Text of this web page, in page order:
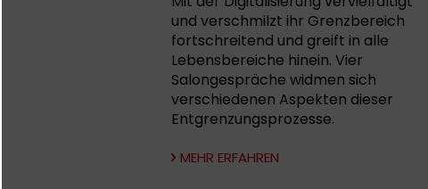
und verschmilzt ihr Grenzbereich
fortschreitend und greift in alle
Lebensbereiche hinein. Vier
Salongespräche widmen sich
verschiedenen Aspekten dieser
Entgrenzungsprozesse.
MEHR ERFAHREN